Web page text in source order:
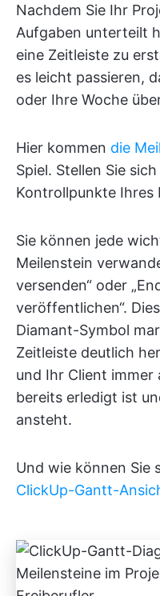
Nachdem Sie Ihr
Aufgaben unterteilt
eine Zeitleiste zu
es leicht passieren,
oder Ihre Woche
Hier kommen die
Spiel. Stellen Sie
Kontrollpunkte Ihres
Sie können jede
Meilenstein
versenden“ oder
veröffentlichen“.
Diamant-Symbol
Zeitleiste deutlich
und Ihr Client immer
bereits erledigt ist
ansteht.
Und wie können Sie
ClickUp-Gantt-